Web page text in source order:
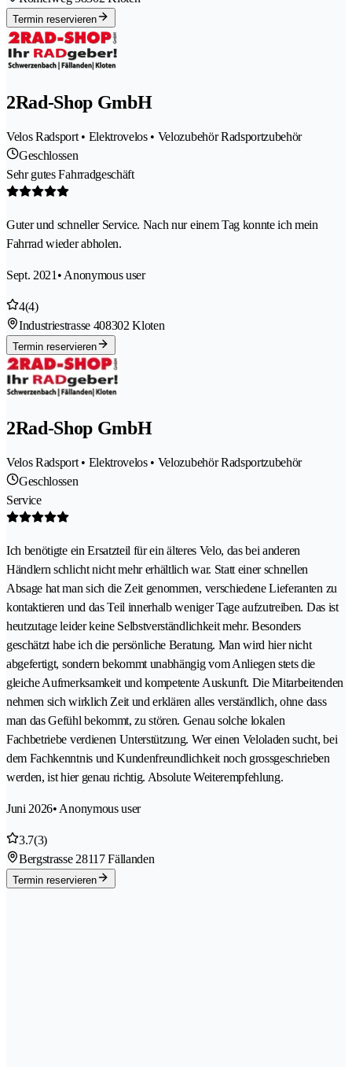
Termin reservieren
2Rad-Shop GmbH
Velos Radsport • Elektrovelos • Velozubehör Radsportzubehör
Geschlossen
Sehr gutes Fahrradgeschäft
Guter und schneller Service. Nach nur einem Tag konnte ich mein
Fahrrad wieder abholen.
Sept. 2021 • Anonymous user
4(4)
Industriestrasse 408302 Kloten
Termin reservieren
2Rad-Shop GmbH
Velos Radsport • Elektrovelos • Velozubehör Radsportzubehör
Geschlossen
Service
Ich benötigte ein Ersatzteil für ein älteres Velo, das bei anderen
Händlern schlicht nicht mehr erhältlich war. Statt einer schnellen
Absage hat man sich die Zeit genommen, verschiedene Lieferanten zu
kontaktieren und das Teil innerhalb weniger Tage aufzutreiben. Das ist
heutzutage leider keine Selbstverständlichkeit mehr. Besonders
geschätzt habe ich die persönliche Beratung. Man wird hier nicht
abgefertigt, sondern bekommt unabhängig vom Anliegen stets die
gleiche Aufmerksamkeit und kompetente Auskunft. Die Mitarbeitenden
nehmen sich wirklich Zeit und erklären alles verständlich, ohne dass
man das Gefühl bekommt, zu stören. Genau solche lokalen
Fachbetriebe verdienen Unterstützung. Wer einen Veloladen sucht, bei
dem Fachkenntnis und Kundenfreundlichkeit noch grossgeschrieben
werden, ist hier genau richtig. Absolute Weiterempfehlung.
Juni 2026• Anonymous user
3.7(3)
Bergstrasse 28117 Fällanden
Termin reservieren